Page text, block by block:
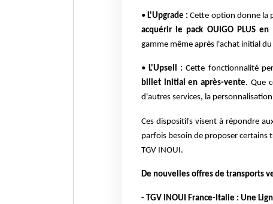
• L'Upgrade : Cette option donne la
acquérir le pack OUIGO PLUS en
gamme même après l'achat initial
• L'Upsell : Cette fonctionnalité
billet initial en après-vente. Que
d'autres services, la
Ces dispositifs visent à répondre
parfois besoin de proposer certains
TGV INOUI.
De nouvelles offres de transports
- TGV INOUI France-Italie : Une